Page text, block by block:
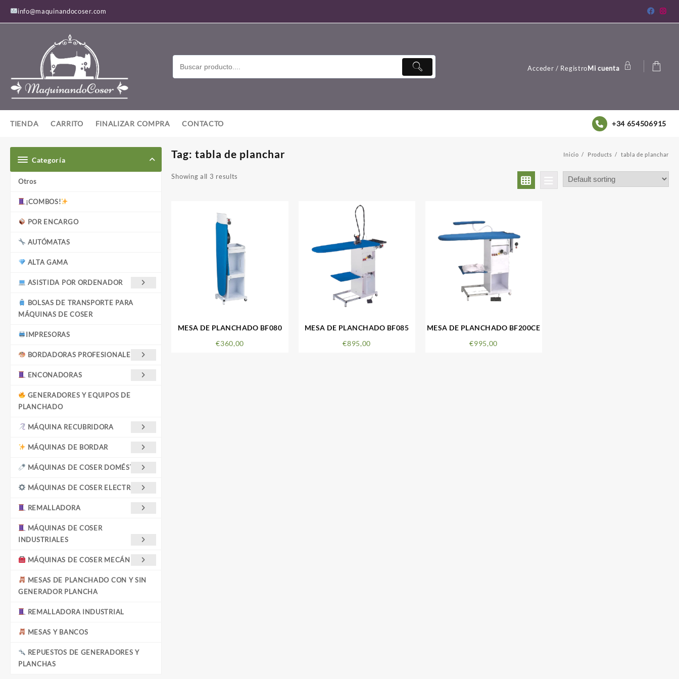
contenido
info@maquinandocoser.com
Acceder / RegistroMi cuenta
TIENDA CARRITO FINALIZAR COMPRA CONTACTO +34 654506915
Categoría
Otros
¡COMBOS!
POR ENCARGO
AUTÓMATAS
ALTA GAMA
ASISTIDA POR ORDENADOR
BOLSAS DE TRANSPORTE PARA
MÁQUINAS DE COSER
IMPRESORAS
BORDADORAS PROFESIONALES
ENCONADORAS
GENERADORES Y EQUIPOS DE
PLANCHADO
MÁQUINA RECUBRIDORA
MÁQUINAS DE BORDAR
MÁQUINAS DE COSER DOMÉSTICAS
MÁQUINAS DE COSER ELECTRÓNICA
REMALLADORA
MÁQUINAS DE COSER
INDUSTRIALES
MÁQUINAS DE COSER MECÁNICAS
MESAS DE PLANCHADO CON Y SIN
GENERADOR PLANCHA
REMALLADORA INDUSTRIAL
MESAS Y BANCOS
REPUESTOS DE GENERADORES Y
PLANCHAS
Tag:tabla de planchar Inicio Products tabla de planchar
Showing all 3 results
MESA DE PLANCHADO BF080
€360,00
MESA DE PLANCHADO BF085
€895,00
MESA DE PLANCHADO BF200CE
€995,00